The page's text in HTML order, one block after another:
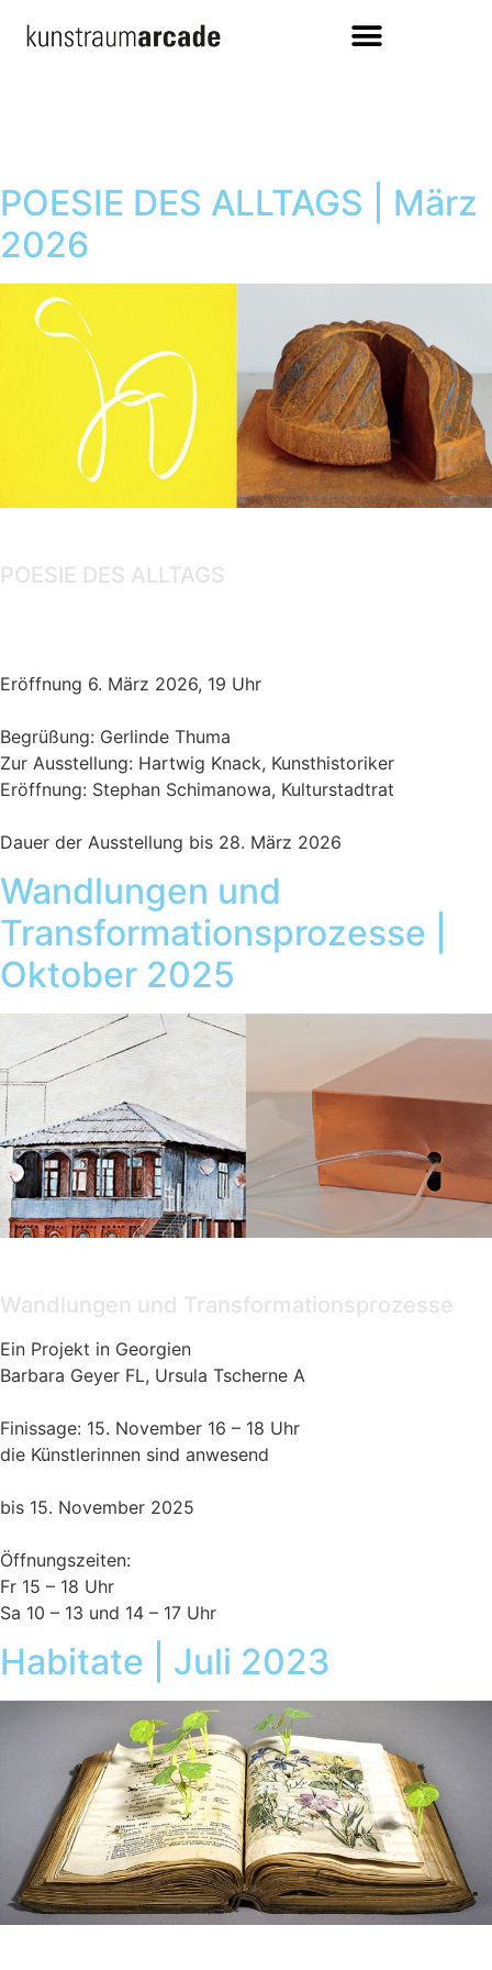
POESIE DES ALLTAGS | März
2026
POESIE DES ALLTAGS
Eröffnung 6. März 2026, 19 Uhr
Begrüßung: Gerlinde Thuma
Zur Ausstellung: Hartwig Knack, Kunsthistoriker
Eröffnung: Stephan Schimanowa, Kulturstadtrat
Dauer der Ausstellung bis 28. März 2026
Wandlungen und
Transformationsprozesse |
Oktober 2025
Wandlungen und Transformationsprozesse
Ein Projekt in Georgien
Barbara Geyer FL, Ursula Tscherne A
Finissage: 15. November 16 – 18 Uhr
die Künstlerinnen sind anwesend
bis 15. November 2025
Öffnungszeiten:
Fr 15 – 18 Uhr
Sa 10 – 13 und 14 – 17 Uhr
Habitate | Juli 2023